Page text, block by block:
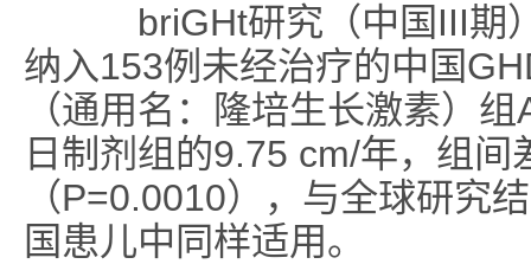
briGHt研究（中国III期
纳入153例未经治疗的中国
（通用名：隆培生长激素）
日制剂组的9.75 cm/年，组间
（P=0.0010），与全球研究
国患儿中同样适用。